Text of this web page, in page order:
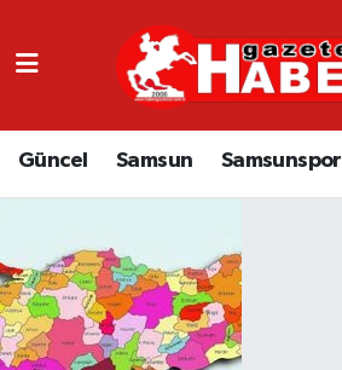
Güncel Samsun Samsunspor
GÜNCEL
SAMSUN
EKONOMİ
YAŞAM